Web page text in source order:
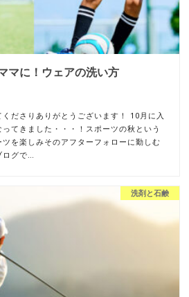
マに！ウェアの洗い方
ださりありがとうございます！ 10月に入
てきました・・・！スポーツの秋という
を楽しみそのアフターフォローに勤しむ
グで…
洗剤と石鹸